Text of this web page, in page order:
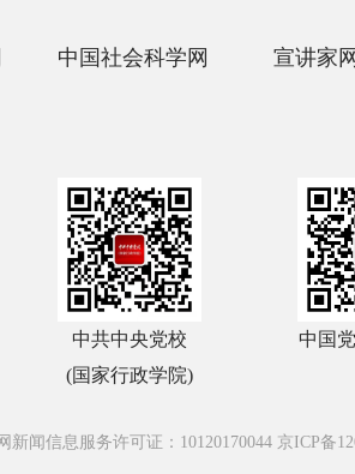
中国社会科学网 宣讲家
中共中央党校
(国家行政学院)
中国
新闻信息服务许可证：10120170044 京ICP备